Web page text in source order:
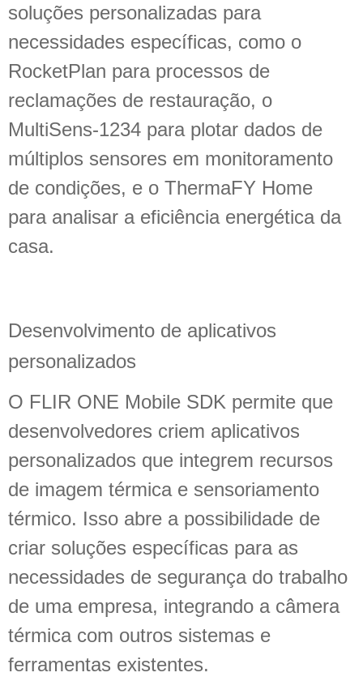
soluções personalizadas para
necessidades específicas, como o
RocketPlan para processos de
reclamações de restauração, o
MultiSens-1234 para plotar dados de
múltiplos sensores em monitoramento
de condições, e o ThermaFY Home
para analisar a eficiência energética da
casa.
Desenvolvimento de aplicativos
personalizados
O FLIR ONE Mobile SDK permite que
desenvolvedores criem aplicativos
personalizados que integrem recursos
de imagem térmica e sensoriamento
térmico. Isso abre a possibilidade de
criar soluções específicas para as
necessidades de segurança do trabalho
de uma empresa, integrando a câmera
térmica com outros sistemas e
ferramentas existentes.